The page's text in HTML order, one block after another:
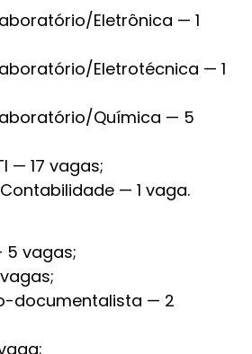
Eletrônica — 1
Eletrotécnica — 1
Química — 5
— 17 vagas;
— 1 vaga.
5 vagas;
documentalista — 2